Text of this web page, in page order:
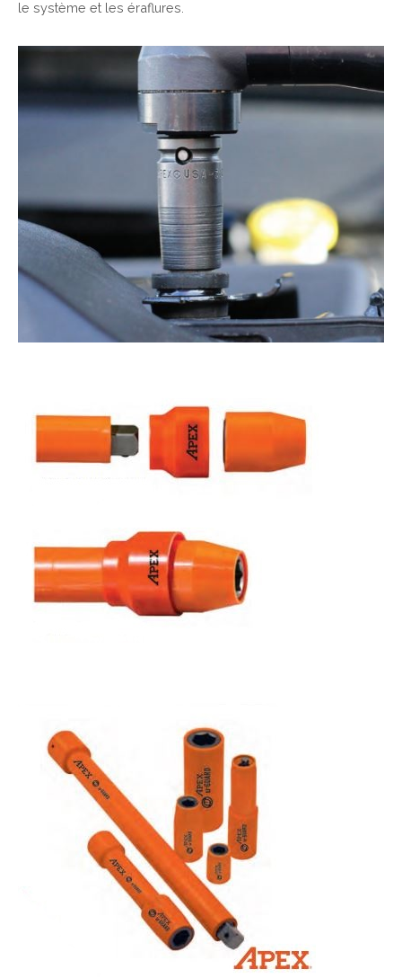
le système et les éraflures.